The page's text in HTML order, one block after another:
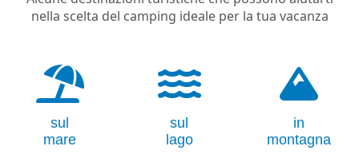
nella scelta del camping ideale per la tua vacanza
sul
mare
sul
lago
in
montagna